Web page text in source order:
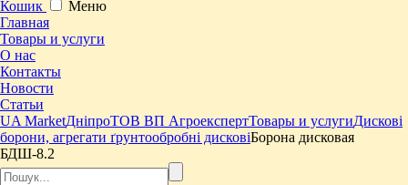
Кошик
Меню
Главная
Товары и услуги
О нас
Контакты
Новости
Статьи
UA MarketДніпроТОВ ВП АгроекспертТовары и услугиДискові
борони, агрегати ґрунтообробні дисковіБорона дисковая
БДШ-8.2